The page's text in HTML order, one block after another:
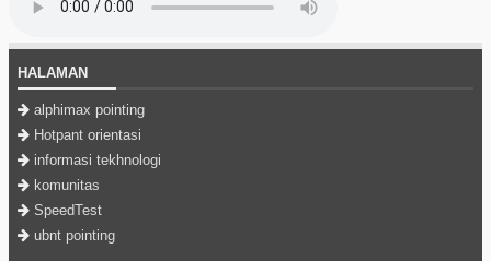
HALAMAN
alphimax pointing
Hotpant orientasi
informasi tekhnologi
komunitas
SpeedTest
ubnt pointing